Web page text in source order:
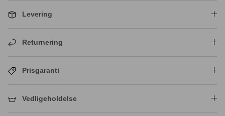
Levering
Returnering
Prisgaranti
Vedligeholdelse